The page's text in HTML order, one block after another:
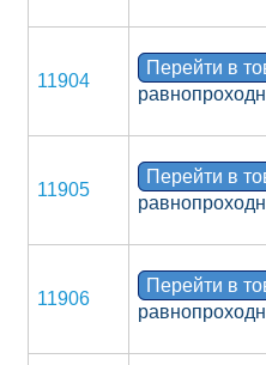
11904
Перейти в
11905
Перейти в
11906
Перейти в